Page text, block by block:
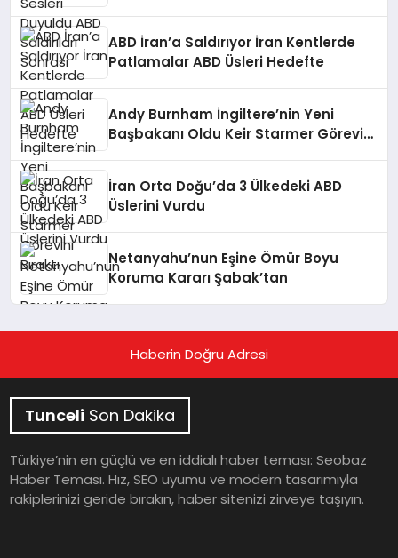
ABD İran’a Saldırıyor İran Kentlerde
Patlamalar ABD Üsleri Hedefte
Andy Burnham İngiltere’nin Yeni
Başbakanı Oldu Keir Starmer Görevini
İran Orta Doğu’da 3 Ülkedeki ABD
Üslerini Vurdu
Netanyahu’nun Eşine Ömür Boyu
Koruma Kararı Şabak’tan
Haberin Doğru Adresi
Tunceli Son Dakika
Türkiye’nin en güçlü ve en iddialı haber teması: Seobaz
Haber Teması. Hız, SEO uyumu ve modern tasarımıyla
rakiplerinizi geride bırakın, haber sitenizi zirveye taşıyın.